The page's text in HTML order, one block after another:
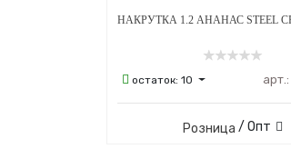
остаток:10 арт.:
Розница / Опт